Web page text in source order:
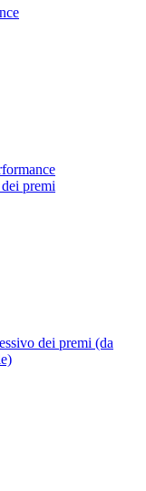
premi
dei premi (da